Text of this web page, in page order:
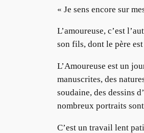
« Je sens encore sur
L’amoureuse, c’est
son fils, dont le père
L’Amoureuse est un
manuscrites, des
soudaine, des dessins
nombreux portraits
C’est un travail lent